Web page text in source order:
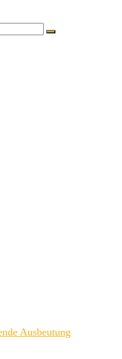
Ausbeutung